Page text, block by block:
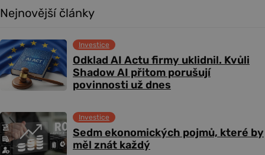
Nejnovější články
Odklad AI Actu firmy uklidnil. Kvůli
Shadow AI přitom porušují
povinnosti už dnes
Investice
Sedm ekonomických pojmů, které by
měl znát každý
Investice